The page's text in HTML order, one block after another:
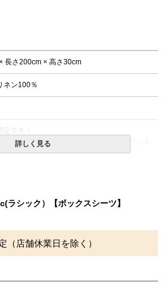
長さ200cm × 高さ30cm
ネン100％
定ＯＫ！
までのマットレスでのご使用を推奨いたしま
詳しく見る
シック）【ボックスシーツ】
（店舗休業日を除く）